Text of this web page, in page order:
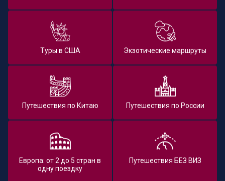
Туры в США Экзотические маршруты
Путешествия по Китаю Путешествия по России
Европа: от 2 до 5 стран в
одну поездку
Путешествия БЕЗ ВИЗ